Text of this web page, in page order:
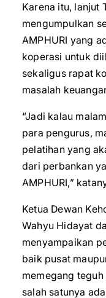
Karena itu, lanjut
mengumpulkan
AMPHURI yang
koperasi untuk
sekaligus rapat
masalah
“Jadi kalau
para pengurus,
pelatihan yang
dari perbankan
AMPHURI,”
Ketua Dewan
Wahyu Hidayat
menyampaikan
baik pusat
memegang
salah satunya